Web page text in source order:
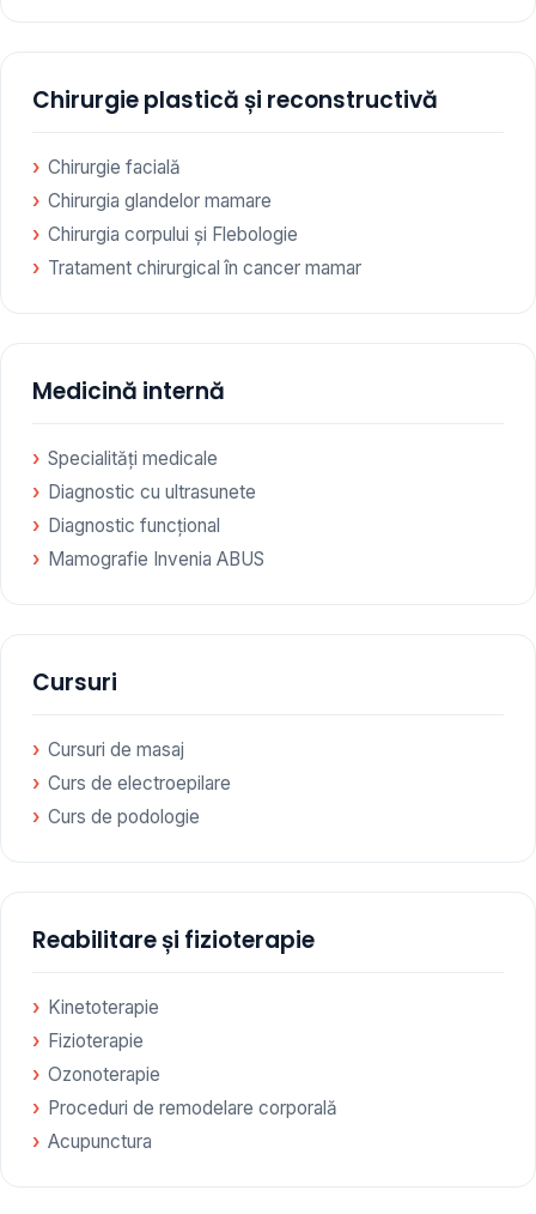
Chirurgie plastică și reconstructivă
Chirurgie facială
Chirurgia glandelor mamare
Chirurgia corpului și Flebologie
Tratament chirurgical în cancer mamar
Medicină internă
Specialități medicale
Diagnostic cu ultrasunete
Diagnostic funcțional
Mamografie Invenia ABUS
Cursuri
Cursuri de masaj
Curs de electroepilare
Curs de podologie
Reabilitare și fizioterapie
Kinetoterapie
Fizioterapie
Ozonoterapie
Proceduri de remodelare corporală
Acupunctura